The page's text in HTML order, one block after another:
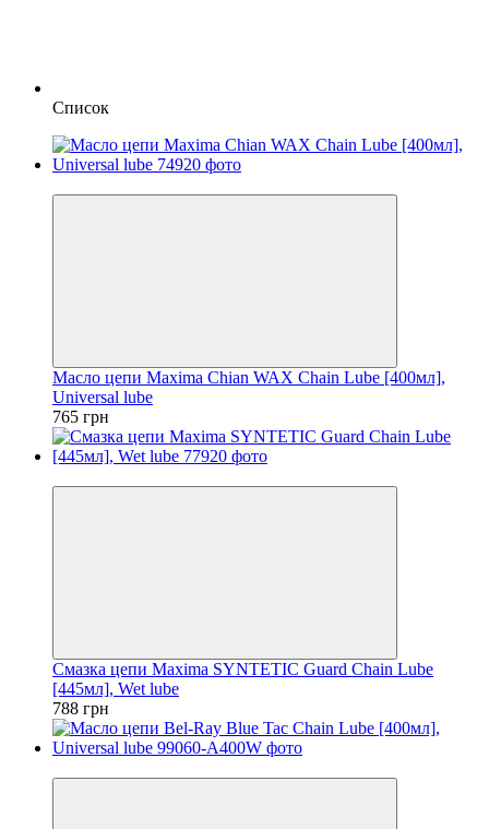
Список
Масло цепи Maxima Chian WAX Chain Lube [400мл],
Universal lube
765 грн
Смазка цепи Maxima SYNTETIC Guard Chain Lube
[445мл], Wet lube
788 грн